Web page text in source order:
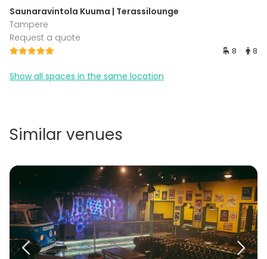
Saunaravintola Kuuma | Terassilounge
Tampere
Request a quote
8 8
Show all spaces in the same location
Similar venues